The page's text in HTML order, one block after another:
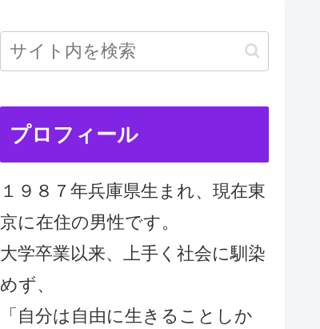
プロフィール
１９８７年兵庫県生まれ、現在東
京に在住の男性です。
大学卒業以来、上手く社会に馴染
めず、
「自分は自由に生きることしか